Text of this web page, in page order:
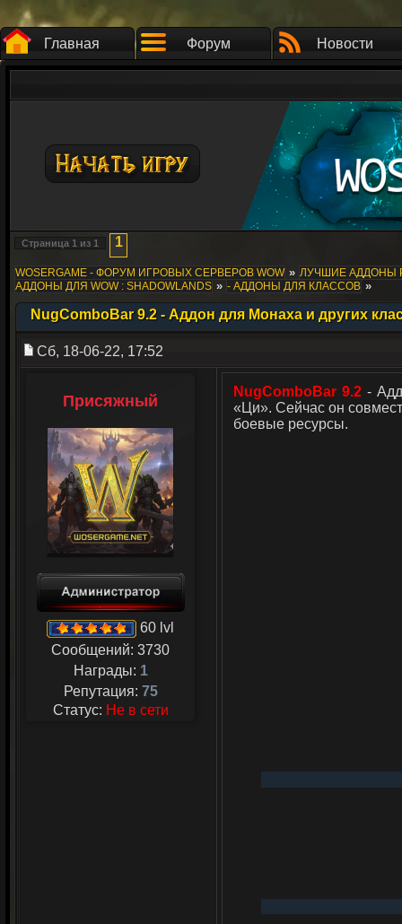
Главная Форум Новости
Страница 1 из 1 1
WOSERGAME - ФОРУМ ИГРОВЫХ СЕРВЕРОВ WOW » ЛУЧШИЕ АДДОНЫ
АДДОНЫ ДЛЯ WOW : SHADOWLANDS » - АДДОНЫ ДЛЯ КЛАССОВ »
NugComboBar 9.2 - Аддон для Монаха и других
Сб, 18-06-22, 17:52
Присяжный
60 lvl
Сообщений: 3730
Награды: 1
Репутация: 75
Статус: Не в сети
NugComboBar 9.2 -
«Ци». Сейчас он
боевые ресурсы.